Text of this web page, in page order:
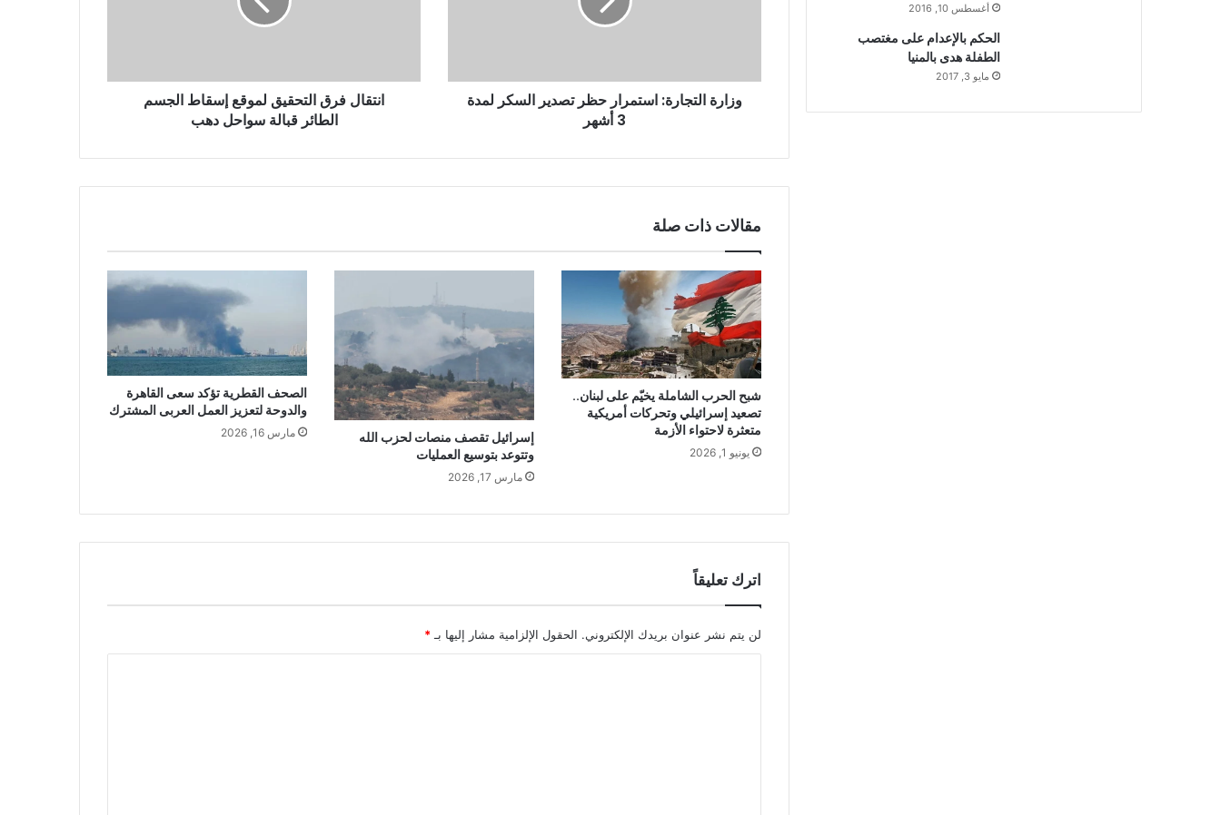
وزارة التجارة: استمرار حظر تصدير السكر لمدة
3 أشهر
انتقال فرق التحقيق لموقع إسقاط الجسم
الطائر قبالة سواحل دهب
مقالات ذات صلة
شبح الحرب الشاملة يخيّم على لبنان..
تصعيد إسرائيلي وتحركات أمريكية
متعثرة لاحتواء الأزمة
يونيو 1, 2026
إسرائيل تقصف منصات لحزب الله
وتتوعد بتوسيع العمليات
مارس 17, 2026
الصحف القطرية تؤكد سعى القاهرة
والدوحة لتعزيز العمل العربى المشترك
مارس 16, 2026
اترك تعليقاً
لن يتم نشر عنوان بريدك الإلكتروني. الحقول الإلزامية مشار إليها بـ *
أغسطس 10, 2016
الحكم بالإعدام على مغتصب
الطفلة هدى بالمنيا
مايو 3, 2017